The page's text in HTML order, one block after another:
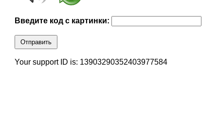
Введите код с картинки:
Отправить
Your support ID is: 13903290352403977584